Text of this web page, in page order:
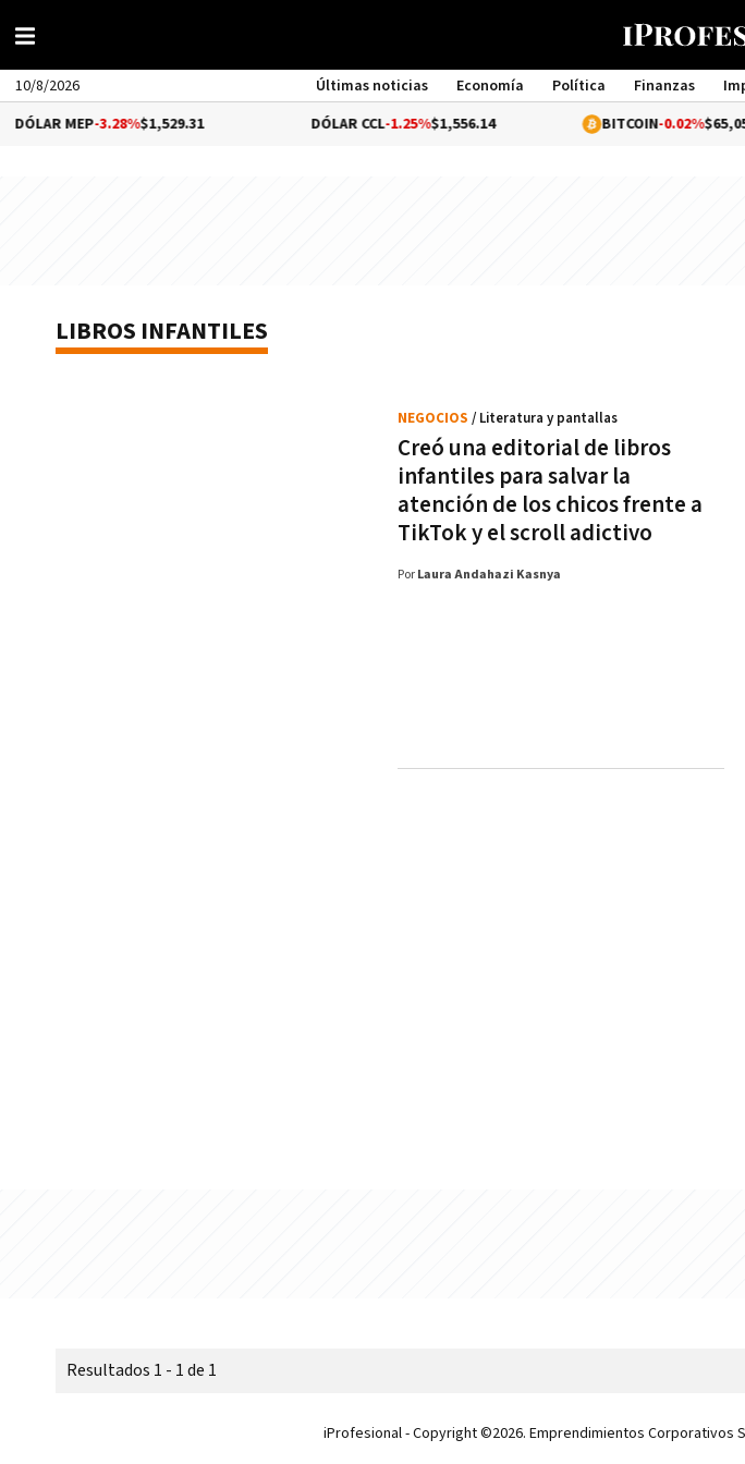
10/8/2026 Últimas noticias Economía Política Finanzas
MEP-3.28%$1,529.31 DÓLAR CCL-1.25%$1,556.14 BITCOIN-0.02%
LIBROS INFANTILES
Creó una editorial de libros
infantiles para salvar la
atención de los chicos frente a
TikTok y el scroll adictivo
NEGOCIOS / Literatura y pantallas
Por Laura Andahazi Kasnya
Resultados 1 - 1 de 1
iProfesional - Copyright ©2026. Emprendimientos Corporativos